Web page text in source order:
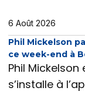
6 Août 2026
Phil Mickelson
ce week-end à
Phil Mickelson
s’installe à